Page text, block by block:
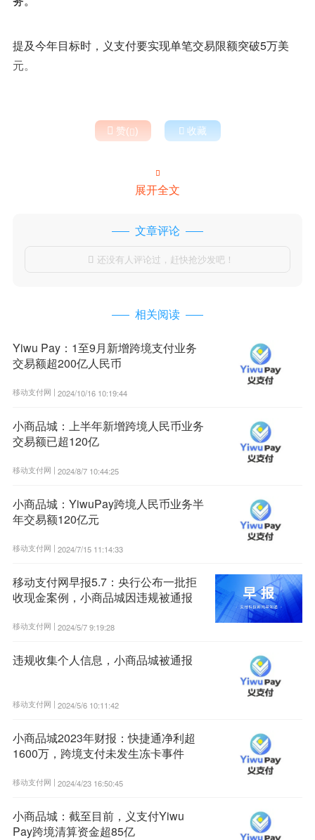
提及今年目标时，义支付要实现单笔交易限额突破5万美
元。
 赞()  收藏

展开全文
文章评论
 还没有人评论过，赶快抢沙发吧！
相关阅读
Yiwu Pay：1至9月新增跨境支付业务
交易额超200亿人民币
移动支付网 | 2024/10/16 10:19:44
小商品城：上半年新增跨境人民币业务
交易额已超120亿
移动支付网 | 2024/8/7 10:44:25
小商品城：YiwuPay跨境人民币业务半
年交易额120亿元
移动支付网 | 2024/7/15 11:14:33
移动支付网早报5.7：央行公布一批拒
收现金案例，小商品城因违规被通报
移动支付网 | 2024/5/7 9:19:28
违规收集个人信息，小商品城被通报
移动支付网 | 2024/5/6 10:11:42
小商品城2023年财报：快捷通净利超
1600万，跨境支付未发生冻卡事件
移动支付网 | 2024/4/23 16:50:45
小商品城：截至目前，义支付Yiwu
Pay跨境清算资金超85亿